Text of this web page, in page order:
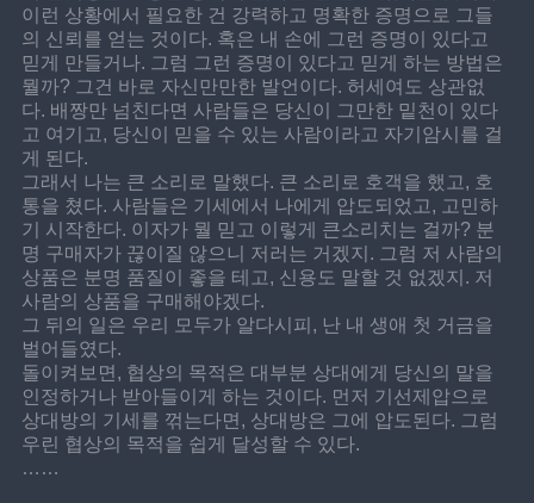
이런 상황에서 필요한 건 강력하고 명확한 증명으로 그들
의 신뢰를 얻는 것이다. 혹은 내 손에 그런 증명이 있다고
믿게 만들거나. 그럼 그런 증명이 있다고 믿게 하는 방법은
뭘까? 그건 바로 자신만만한 발언이다. 허세여도 상관없
다. 배짱만 넘친다면 사람들은 당신이 그만한 밑천이 있다
고 여기고, 당신이 믿을 수 있는 사람이라고 자기암시를 걸
게 된다.
그래서 나는 큰 소리로 말했다. 큰 소리로 호객을 했고, 호
통을 쳤다. 사람들은 기세에서 나에게 압도되었고, 고민하
기 시작한다. 이자가 뭘 믿고 이렇게 큰소리치는 걸까? 분
명 구매자가 끊이질 않으니 저러는 거겠지. 그럼 저 사람의
상품은 분명 품질이 좋을 테고, 신용도 말할 것 없겠지. 저
사람의 상품을 구매해야겠다.
그 뒤의 일은 우리 모두가 알다시피, 난 내 생애 첫 거금을
벌어들였다.
돌이켜보면, 협상의 목적은 대부분 상대에게 당신의 말을
인정하거나 받아들이게 하는 것이다. 먼저 기선제압으로
상대방의 기세를 꺾는다면, 상대방은 그에 압도된다. 그럼
우린 협상의 목적을 쉽게 달성할 수 있다.
……